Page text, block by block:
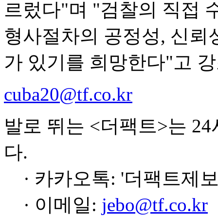
르렀다"며 "검찰의 직접
형사절차의 공정성, 신뢰
가 있기를 희망한다"고
cuba20@tf.co.kr
발로 뛰는 <더팩트>는
다.
· 카카오톡: '더팩트제
· 이메일: jebo@tf.co.kr